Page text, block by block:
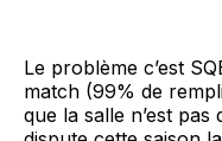
Le problème c’est
match (99% de
que la salle n’est pas